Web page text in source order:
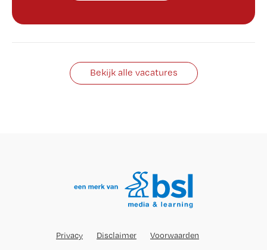
Bekijk alle vacatures
Privacy Disclaimer Voorwaarden